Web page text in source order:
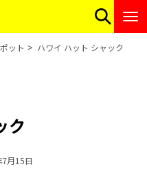
ット ハワイ ハット シャック
ク
月15日